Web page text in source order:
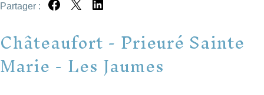
Partager :
Partager sur Facebook
Partager sur X
Partager sur LinkedIn
Châteaufort - Prieuré Sainte
Marie - Les Jaumes